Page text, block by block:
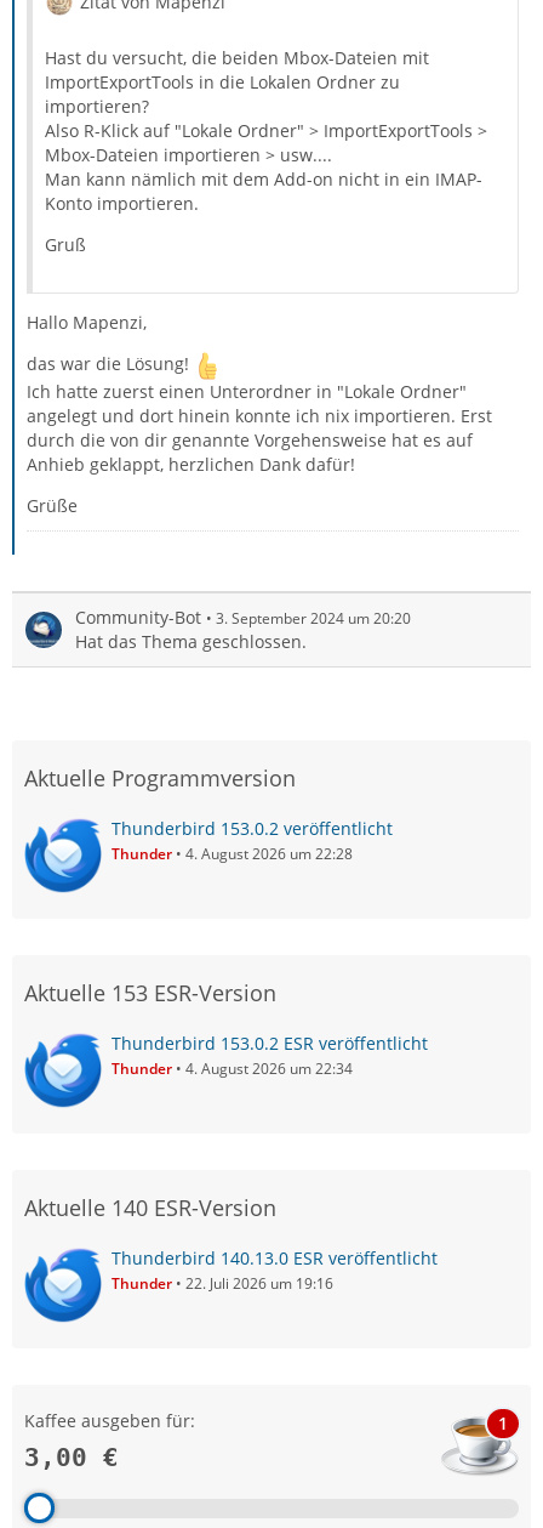
Hast du versucht, die beiden Mbox-Dateien mit
ImportExportTools in die Lokalen Ordner zu
importieren?
Also R-Klick auf "Lokale Ordner" > ImportExportTools >
Mbox-Dateien importieren > usw....
Man kann nämlich mit dem Add-on nicht in ein IMAP-
Konto importieren.
Gruß
Hallo Mapenzi,
das war die Lösung!
Ich hatte zuerst einen Unterordner in "Lokale Ordner"
angelegt und dort hinein konnte ich nix importieren. Erst
durch die von dir genannte Vorgehensweise hat es auf
Anhieb geklappt, herzlichen Dank dafür!
Grüße
Community-Bot 3. September 2024 um 20:20
Hat das Thema geschlossen.
Aktuelle Programmversion
Thunderbird 153.0.2 veröffentlicht
Thunder 4. August 2026 um 22:28
Aktuelle 153 ESR-Version
Thunderbird 153.0.2 ESR veröffentlicht
Thunder 4. August 2026 um 22:34
Aktuelle 140 ESR-Version
Thunderbird 140.13.0 ESR veröffentlicht
Thunder 22. Juli 2026 um 19:16
Kaffee ausgeben für:
3,00 €
1